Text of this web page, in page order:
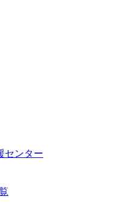
センター